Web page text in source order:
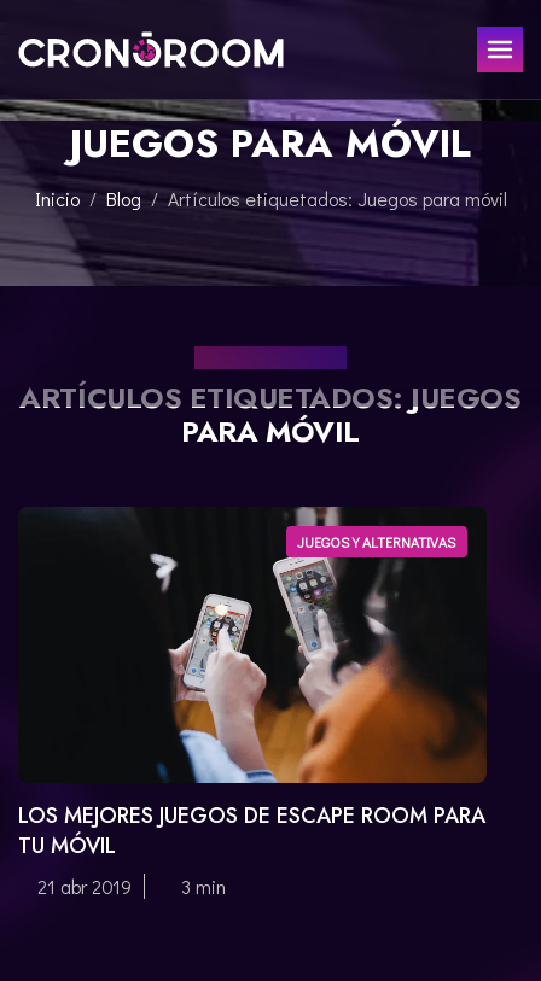
ESCAPE ROOM
EL TESORO DEL JAGUAR
CRONODETECTIVES
CLASE DE POCIONES
PARA NIÑOS
EVENTOS
RESERVAR
ENGLISH
JUEGOS PARA MÓVIL
Inicio Blog Artículos etiquetados: Juegos para móvil
ARTÍCULOS ETIQUETADOS: JUEGOS
PARA MÓVIL
JUEGOS Y ALTERNATIVAS
LOS MEJORES JUEGOS DE ESCAPE ROOM PARA
TU MÓVIL
21 abr 2019 3 min